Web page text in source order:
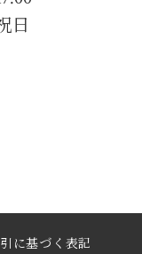
日
に基づく表記